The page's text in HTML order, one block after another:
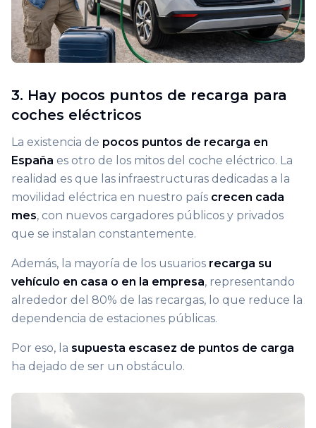
3. Hay pocos puntos de recarga para
coches eléctricos
La existencia de pocos puntos de recarga en
España es otro de los mitos del coche eléctrico. La
realidad es que las infraestructuras dedicadas a la
movilidad eléctrica en nuestro país crecen cada
mes, con nuevos cargadores públicos y privados
que se instalan constantemente.
Además, la mayoría de los usuarios recarga su
vehículo en casa o en la empresa, representando
alrededor del 80% de las recargas, lo que reduce la
dependencia de estaciones públicas.
Por eso, la supuesta escasez de puntos de carga
ha dejado de ser un obstáculo.